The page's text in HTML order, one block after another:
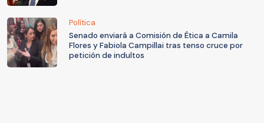
Política
Senado enviará a Comisión de Ética a Camila
Flores y Fabiola Campillai tras tenso cruce por
petición de indultos